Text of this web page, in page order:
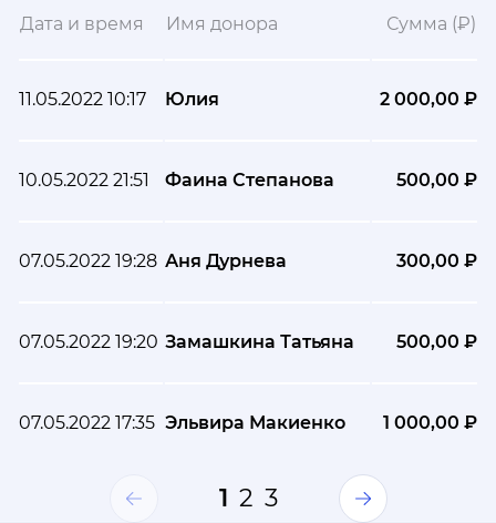
Дата и время Имя донора Сумма (₽)
11.05.2022 10:17 Юлия 2 000,00 ₽
10.05.2022 21:51 Фаина Степанова 500,00 ₽
07.05.2022 19:28 Аня Дурнева 300,00 ₽
07.05.2022 19:20 Замашкина Татьяна 500,00 ₽
07.05.2022 17:35 Эльвира Макиенко 1 000,00 ₽
1 2 3